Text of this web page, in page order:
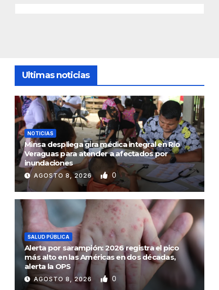
Ultimas noticias
NOTICIAS
Minsa despliega gira médica integral en Río
Veraguas para atender a afectados por
inundaciones
AGOSTO 8, 2026 0
SALUD PÚBLICA
Alerta por sarampión: 2026 registra el pico
más alto en las Américas en dos décadas,
alerta la OPS
AGOSTO 8, 2026 0